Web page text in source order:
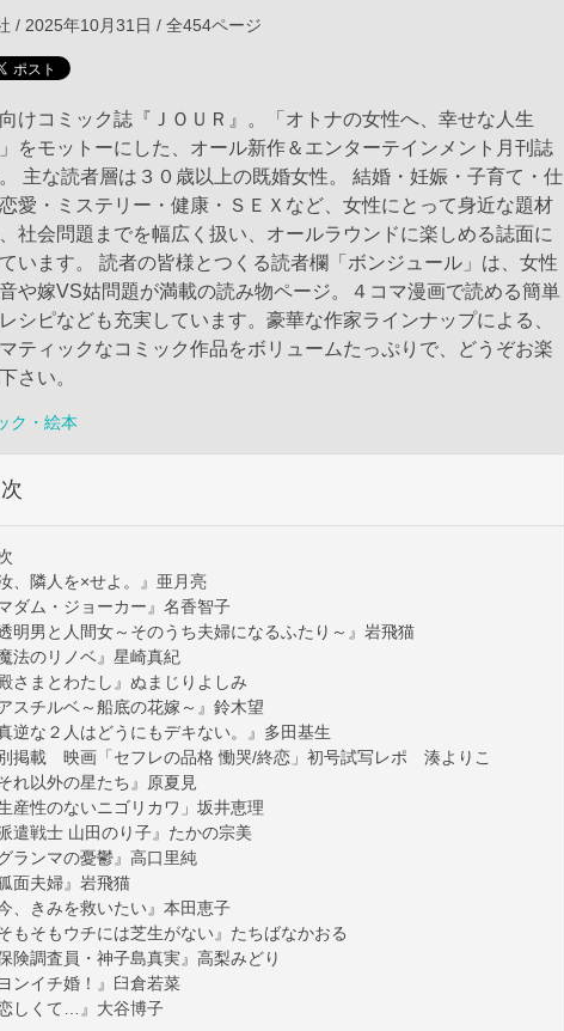
/ 2025年10月31日 / 全454ページ
けコミック誌『ＪＯＵＲ』。「オトナの女性へ、幸せな人生
をモットーにした、オール新作＆エンターテインメント月刊誌
主な読者層は３０歳以上の既婚女性。 結婚・妊娠・子育て・仕
愛・ミステリー・健康・ＳＥＸなど、女性にとって身近な題材
社会問題までを幅広く扱い、オールラウンドに楽しめる誌面に
います。 読者の皆様とつくる読者欄「ボンジュール」は、女性
や嫁VS姑問題が満載の読み物ページ。４コマ漫画で読める簡単
シピなども充実しています。豪華な作家ラインナップによる、
マティックなコミック作品をボリュームたっぷりで、どうぞお楽
さい。
ク・絵本
汝、隣人を×せよ。』亜月亮
マダム・ジョーカー』名香智子
透明男と人間女～そのうち夫婦になるふたり～』岩飛猫
魔法のリノベ』星崎真紀
殿さまとわたし』ぬまじりよしみ
アスチルベ～船底の花嫁～』鈴木望
真逆な２人はどうにもデキない。』多田基生
掲載 映画「セフレの品格 慟哭/終恋」初号試写レポ 湊よりこ
それ以外の星たち』原夏見
生産性のないニゴリカワ」坂井恵理
派遣戦士 山田のり子』たかの宗美
グランマの憂鬱』高口里純
狐面夫婦』岩飛猫
今、きみを救いたい』本田恵子
そもそもウチには芝生がない』たちばなかおる
保険調査員・神子島真実』高梨みどり
ヨンイチ婚！』臼倉若菜
恋しくて…』大谷博子